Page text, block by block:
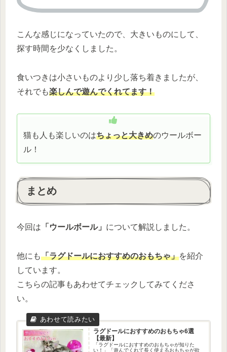
こんな感じになっていたので、大きいものにして、
探す時間を少なくしました。
食いつきは小さいものより少し落ち着きましたが、
それでも楽しんで遊んでくれてます！
猫も人も楽しいのはちょっと大きめのウールボー
ル！
まとめ
今回は 「ウールボール」 について解説しました。
他にも「ラグドールにおすすめのおもちゃ」を紹介
しています。
こちらの記事もあわせてチェックしてみてくださ
い。
ラグドールにおすすめのおもちゃ6選
【最新】
「ラグドールにおすすめのおもちゃが知りた
い！」「遊んでくれて長く使えるおもちゃが欲